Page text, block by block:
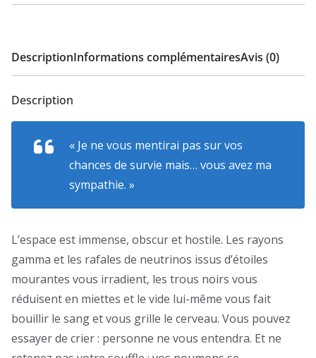
de
DescriptionInformations complémentairesAvis (0)
Description
« Je ne vous mentirai pas sur vos
chances de survie mais… vous avez ma
sympathie. »
L’espace est immense, obscur et hostile. Les rayons
gamma et les rafales de neutrinos issus d’étoiles
mourantes vous irradient, les trous noirs vous
réduisent en miettes et le vide lui-même vous fait
bouillir le sang et vous grille le cerveau. Vous pouvez
essayer de crier : personne ne vous entendra. Et ne